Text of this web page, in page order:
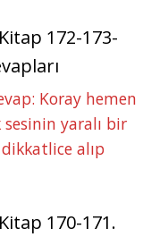
172-173-
Koray hemen
sesinin yaralı bir
alıp
170-171.